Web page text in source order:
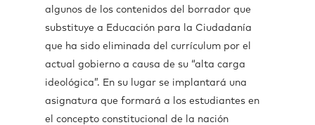
algunos de los contenidos del borrador que
substituye a Educación para la Ciudadanía
que ha sido eliminada del currículum por el
actual gobierno a causa de su “alta carga
ideológica”. En su lugar se implantará una
asignatura que formará a los estudiantes en
el concepto constitucional de la nación